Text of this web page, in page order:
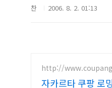
찬 2006. 8. 2. 01:13
http://
자카르타 쿠팡 로